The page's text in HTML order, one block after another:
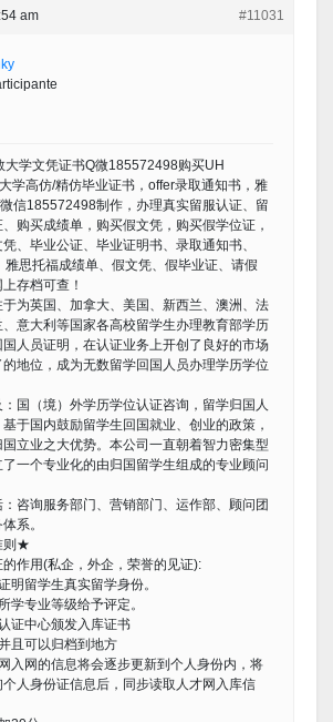
am #11031
大学文凭证书Q微185572498购买UH
学高仿/精仿毕业证书，offer录取通知书，雅
信185572498制作，办理真实留服认证、留
购买成绩单，购买假文凭，购买假学位证，
、毕业公证、毕业证明书、录取通知书、
雅思托福成绩单、假文凭、假毕业证、请假
存档可查！
为英国、加拿大、美国、新西兰、澳洲、法
、意大利等国家各高校留学生办理教育部学历
人员证明，在认证业务上开创了良好的市场
地位，成为无数留学回国人员办理学历学位
国（境）外学历学位认证咨询，留学归国人
于国内鼓励留学生回国就业、创业的政策，
立业之大优势。本公司一直朝着智力密集型
一个专业化的由归国留学生组成的专业顾问
咨询服务部门、营销部门、运作部、顾问团
系。
则★
作用(私企，外企，荣誉的见证):
明留学生真实留学身份。
学专业等级给予评定。
证中心颁发入库证书
且可以归档到地方
入网的信息将会逐步更新到个人身份内，将
人身份证信息后，同步读取人才网入库信